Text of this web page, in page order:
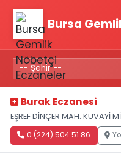
Bursa
Burak Eczanesi
EŞREF DİNÇER MAH. KUVAYİ
0 (224) 504 51 86